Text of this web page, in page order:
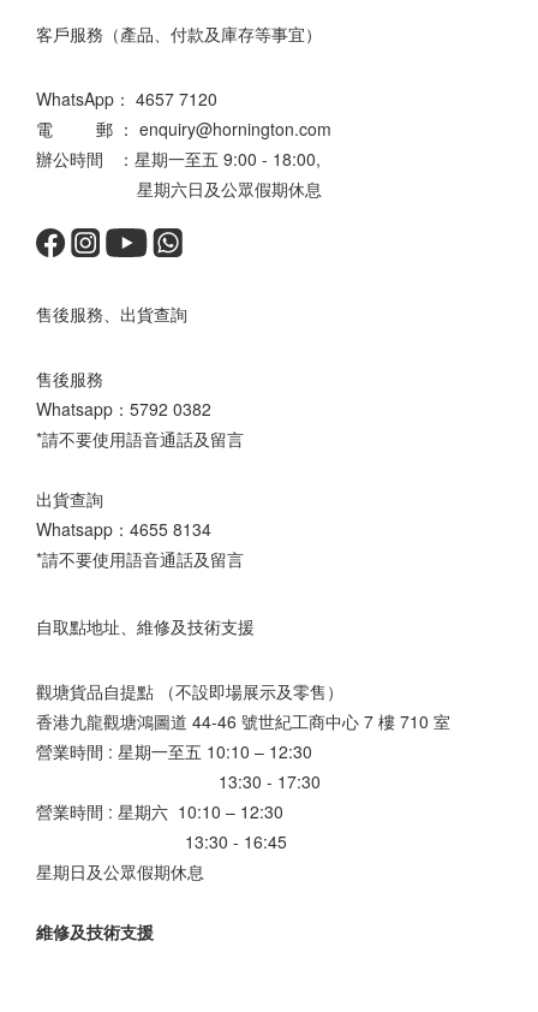
客戶服務（產品、付款及庫存等事宜）
WhatsApp： 4657 7120
電 郵 ： enquiry@hornington.com
辦公時間 ：星期一至五 9:00 - 18:00,
星期六日及公眾假期休息
售後服務、出貨查詢
售後服務
Whatsapp： 5792 0382
*請不要使用語音通話及留言
出貨查詢
Whatsapp： 4655 8134
*請不要使用語音通話及留言
自取點地址、維修及技術支援
觀塘貨品自提點 （不設即場展示及零售）
香港九龍觀塘鴻圖道 44-46 號世紀工商中心 7 樓 710 室
營業時間 : 星期一至五 10:10 – 12:30
13:30 - 17:30
營業時間 : 星期六 10:10 – 12:30
13:30 - 16:45
星期日及公眾假期休息
維修及技術支援